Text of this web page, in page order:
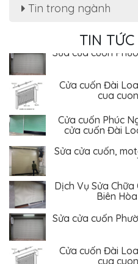
Tin trong ngành
TIN
Dịch Vụ Sửa
Biên
Sửa cửa cuốn
Cửa cuốn Đài
cua
Cửa cuốn Phúc
cửa cuốn Đài
Sửa cửa cuốn,
Dịch Vụ Sửa Chữa
Biên
Sửa cửa cuốn
Cửa cuốn Đài
cua